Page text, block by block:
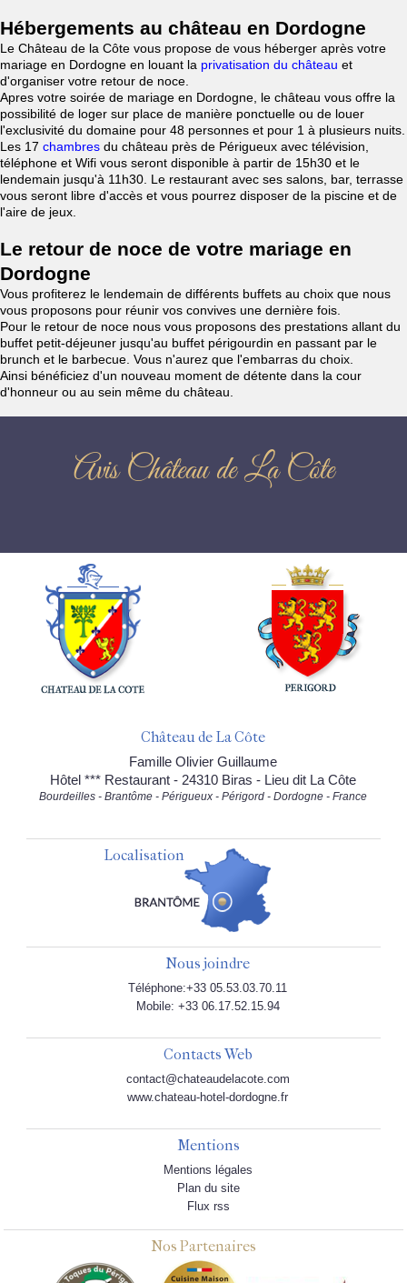
Hébergements au château en Dordogne
Le Château de la Côte vous propose de vous héberger après votre
mariage en Dordogne en louant la privatisation du château et
d'organiser votre retour de noce.
Apres votre soirée de mariage en Dordogne, le château vous offre la
possibilité de loger sur place de manière ponctuelle ou de louer
l'exclusivité du domaine pour 48 personnes et pour 1 à plusieurs nuits.
Les 17 chambres du château près de Périgueux avec télévision,
téléphone et Wifi vous seront disponible à partir de 15h30 et le
lendemain jusqu'à 11h30. Le restaurant avec ses salons, bar, terrasse
vous seront libre d'accès et vous pourrez disposer de la piscine et de
l'aire de jeux.
Le retour de noce de votre mariage en
Dordogne
Vous profiterez le lendemain de différents buffets au choix que nous
vous proposons pour réunir vos convives une dernière fois.
Pour le retour de noce nous vous proposons des prestations allant du
buffet petit-déjeuner jusqu'au buffet périgourdin en passant par le
brunch et le barbecue. Vous n'aurez que l'embarras du choix.
Ainsi bénéficiez d'un nouveau moment de détente dans la cour
d'honneur ou au sein même du château.
Avis Château de La Côte
Château de La Côte
Famille Olivier Guillaume
Hôtel *** Restaurant - 24310 Biras - Lieu dit La Côte
Bourdeilles - Brantôme - Périgueux - Périgord - Dordogne - France
Localisation
Nous joindre
Téléphone:+33 05.53.03.70.11
Mobile: +33 06.17.52.15.94
Contacts Web
contact@chateaudelacote.com
www.chateau-hotel-dordogne.fr
Mentions
Mentions légales
Plan du site
Flux rss
Nos Partenaires